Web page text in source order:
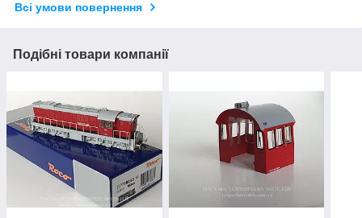
Всі умови повернення
Подібні товари компанії